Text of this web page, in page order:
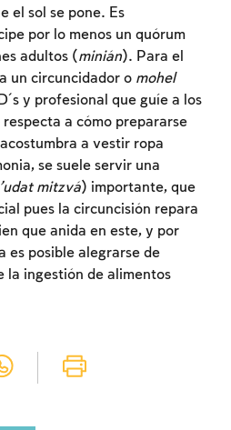
el sol se pone. Es
por lo menos un quórum
adultos (minián). Para el
un circuncidador o mohel
y profesional que guíe a los
a cómo prepararse
a vestir ropa
se suele servir una
mitzvá) importante, que
pues la circuncisión repara
que anida en este, y por
es posible alegrarse de
la ingestión de alimentos